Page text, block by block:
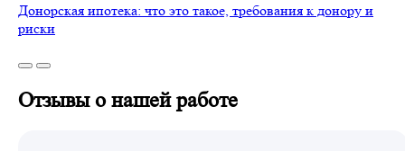
Донорская ипотека: что это такое, требования к донору и
риски
Отзывы о нашей работе